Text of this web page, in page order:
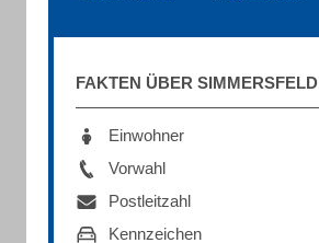
FAKTEN ÜBER SIMMERSFELD
Einwohner
Vorwahl
Postleitzahl
Kennzeichen